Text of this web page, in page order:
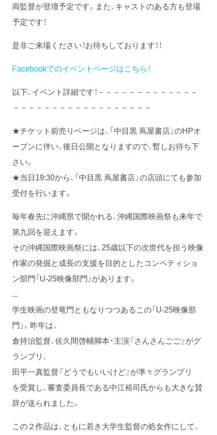
両監督が登壇予定です。また、キャストのある方も登場
予定です！
是非ご来場ください！お待ちしております！！
Facebookでのイベントページはこちら！
以下、イベント詳細です！－－－－－－－－－－－－－
－－－－－－－－－－－－－－－－－－
★チケット前売りページは、「中目黒 蔦屋書店」のHPオ
ープンに伴い、後日公開となりますので、暫しお待ち下
さい。
★当日19:30から、「中目黒 蔦屋書店」の店頭にても参加
受付を行います。
毎年春先に沖縄県で開かれる、沖縄国際映画祭も来年で
第九回を迎えます。
その沖縄国際映画祭には、25歳以下の次世代を担う映像
作家の発掘と成長の支援を目的としたコンペティショ
ン部門「U-25映像部門」があります。
...
学生映画の登竜門ともなりつつあるこの「U-25映像部
門」。昨年は、
倉持治監督、佐久間啓輔脚本・主演『さんさんごご』がグ
ランプリ、
田平一真監督『どうでもいいけど』が準々グランプリ
を受賞し、審査委員長である中江裕司氏からも大きな賛
辞が送られました。
この２作品は、ともに若き大学生監督の処女作にして、